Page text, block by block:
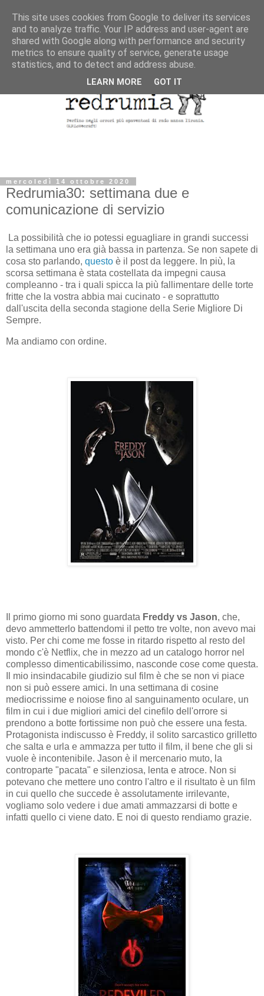
mercoledì 14 ottobre 2020
Redrumia30: settimana due e
comunicazione di servizio
La possibilità che io potessi eguagliare in grandi successi
la settimana uno era già bassa in partenza. Se non sapete di
cosa sto parlando, questo è il post da leggere. In più, la
scorsa settimana è stata costellata da impegni causa
compleanno - tra i quali spicca la più fallimentare delle torte
fritte che la vostra abbia mai cucinato - e soprattutto
dall'uscita della seconda stagione della Serie Migliore Di
Sempre.
Ma andiamo con ordine.
Il primo giorno mi sono guardata Freddy vs Jason, che,
devo ammetterlo battendomi il petto tre volte, non avevo mai
visto. Per chi come me fosse in ritardo rispetto al resto del
mondo c'è Netflix, che in mezzo ad un catalogo horror nel
complesso dimenticabilissimo, nasconde cose come questa.
Il mio insindacabile giudizio sul film è che se non vi piace
non si può essere amici. In una settimana di cosine
mediocrissime e noiose fino al sanguinamento oculare, un
film in cui i due migliori amici del cinefilo dell'orrore si
prendono a botte fortissime non può che essere una festa.
Protagonista indiscusso è Freddy, il solito sarcastico grilletto
che salta e urla e ammazza per tutto il film, il bene che gli si
vuole è incontenibile. Jason è il mercenario muto, la
controparte "pacata" e silenziosa, lenta e atroce. Non si
potevano che mettere uno contro l'altro e il risultato è un film
in cui quello che succede è assolutamente irrilevante,
vogliamo solo vedere i due amati ammazzarsi di botte e
infatti quello ci viene dato. E noi di questo rendiamo grazie.
This site uses cookies from Google to deliver its services
and to analyze traffic. Your IP address and user-agent are
shared with Google along with performance and security
metrics to ensure quality of service, generate usage
statistics, and to detect and address abuse.
LEARN MORE GOT IT